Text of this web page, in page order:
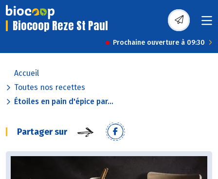
Biocoop Reze St Paul
Prochaine ouverture à 09:30
Accueil
Toutes nos recettes
Étoiles en pain d'épice par...
Partager sur